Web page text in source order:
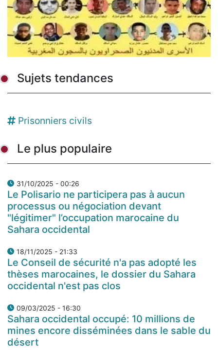
Sujets tendances
Prisonniers civils
Le plus populaire
31/10/2025 - 00:26
Le Polisario ne participera pas à aucun
processus ou négociation devant
"légitimer" l’occupation marocaine du
Sahara occidental
18/11/2025 - 21:33
Le Conseil de sécurité n'a pas adopté les
thèses marocaines, le dossier du Sahara
occidental n'est pas clos
09/03/2025 - 16:30
Sahara occidental occupé: 10 millions de
mines encore disséminées dans le sable du
désert